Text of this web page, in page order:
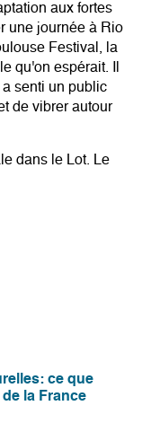
aux fortes
une journée à Rio
Festival, la
qu'on espérait. Il
senti un public
de vibrer autour
dans le Lot. Le
ce que
la France